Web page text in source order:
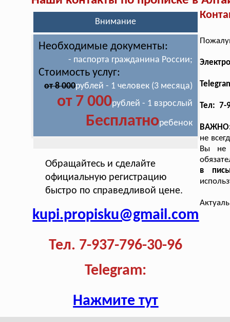
Внимание
Необходимые документы:
- паспорта гражданина России;
Стоимость услуг:
от 8 000рублей - 1 человек (3 месяца)
от 7 000рублей - 1 взрослый
Бесплатноребенок
Обращайтесь и сделайте
официальную регистрацию
быстро по справедливой цене.
kupi.propisku@gmail.com
Тел. 7-937-796-30-96
Telegram:
Нажмите тут
Тел: 7-
не
Вы не
в